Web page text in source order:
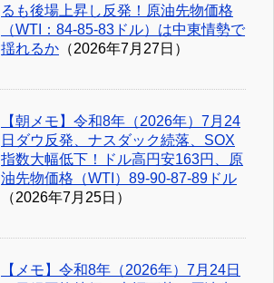
るも後場上昇し反発！原油先物価格
（WTI：84-85-83ドル）は中東情勢で
揺れるか （2026年7月27日）
【朝メモ】令和8年（2026年）7月24
日ダウ反発、ナスダック続落、SOX
指数大幅低下！ドル高円安163円、原
油先物価格（WTI）89-90-87-89ドル
（2026年7月25日）
【メモ】令和8年（2026年）7月24日